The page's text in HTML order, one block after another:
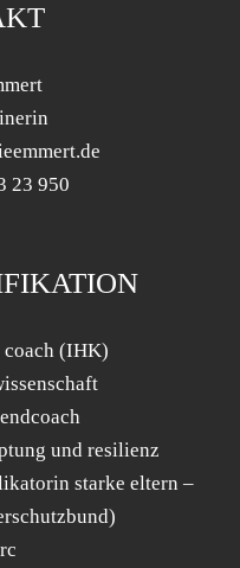
23 950
(IHK)
und resilienz
starke eltern –